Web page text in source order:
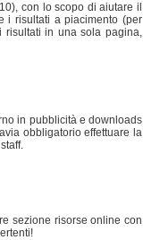
con lo scopo di aiutare il
i risultati a piacimento (per
risultati in una sola pagina,
in pubblicità e downloads
obbligatorio effettuare la
sezione risorse online con